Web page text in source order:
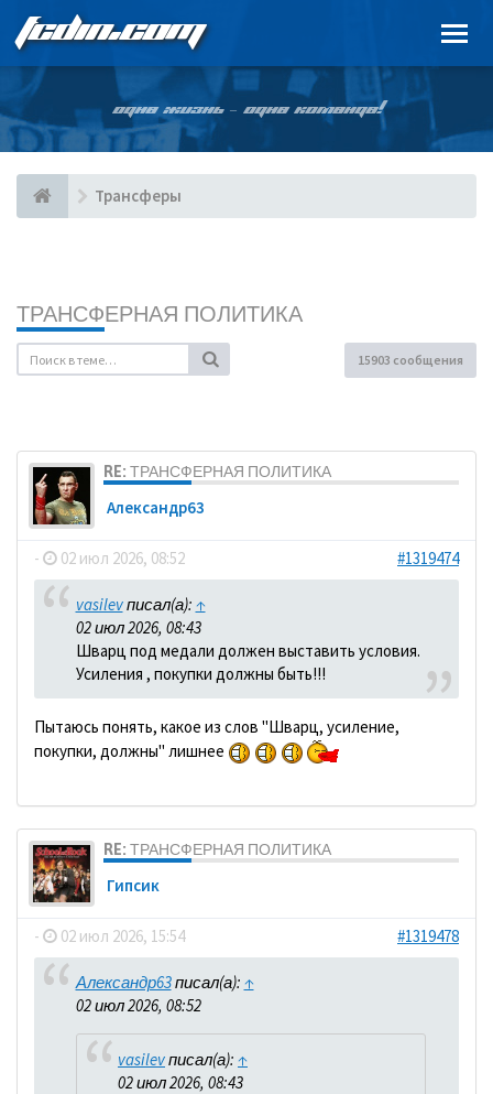
FCDIN.COM
ОДНА ЖИЗНЬ – ОДНА КОМАНДА!
Трансферы
ТРАНСФЕРНАЯ ПОЛИТИКА
15903 сообщения
RE: ТРАНСФЕРНАЯ ПОЛИТИКА
Александр63
- 02 июл 2026, 08:52 #1319474
vasilevписал(а): ↑
02 июл 2026, 08:43
Шварц под медали должен выставить условия.
Усиления , покупки должны быть!!!
Пытаюсь понять, какое из слов "Шварц, усиление,
покупки, должны" лишнее
RE: ТРАНСФЕРНАЯ ПОЛИТИКА
Гипсик
- 02 июл 2026, 15:54 #1319478
Александр63писал(а): ↑
02 июл 2026, 08:52
vasilevписал(а): ↑
02 июл 2026, 08:43